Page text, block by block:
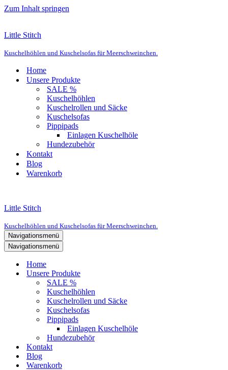
Zum Inhalt springen
Little Stitch
Kuschelhöhlen und Kuschelsofas für Meerschweinchen.
Home
Unsere Produkte
SALE %
Kuschelhöhlen
Kuschelrollen und Säcke
Kuschelsofas
Pippipads
Einlagen Kuschelhöle
Hundezubehör
Kontakt
Blog
Warenkorb
Little Stitch
Kuschelhöhlen und Kuschelsofas für Meerschweinchen.
Navigationsmenü
Navigationsmenü
Home
Unsere Produkte
SALE %
Kuschelhöhlen
Kuschelrollen und Säcke
Kuschelsofas
Pippipads
Einlagen Kuschelhöle
Hundezubehör
Kontakt
Blog
Warenkorb